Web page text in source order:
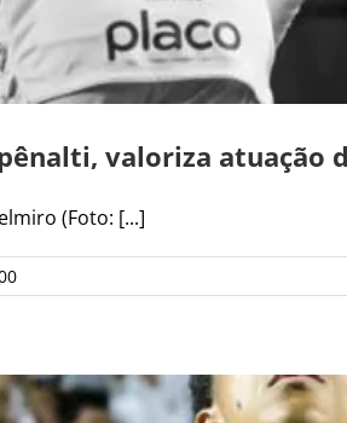
valoriza atuação
(Foto: [...]